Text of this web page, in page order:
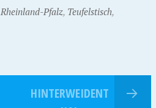
Rheinland-Pfalz, Teufelstisch,
HINTERWEIDENT